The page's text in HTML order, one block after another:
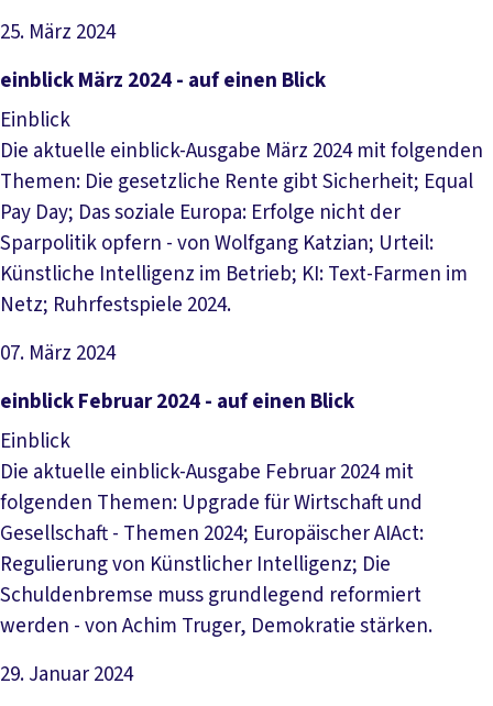
25. März 2024
Datei herunterladen
einblick März 2024 - auf einen Blick
Einblick
Die aktuelle einblick-Ausgabe März 2024 mit folgenden
Themen: Die gesetzliche Rente gibt Sicherheit; Equal
Pay Day; Das soziale Europa: Erfolge nicht der
Sparpolitik opfern - von Wolfgang Katzian; Urteil:
Künstliche Intelligenz im Betrieb; KI: Text-Farmen im
Netz; Ruhrfestspiele 2024.
07. März 2024
Datei herunterladen
einblick Februar 2024 - auf einen Blick
Einblick
Die aktuelle einblick-Ausgabe Februar 2024 mit
folgenden Themen: Upgrade für Wirtschaft und
Gesellschaft - Themen 2024; Europäischer AIAct:
Regulierung von Künstlicher Intelligenz; Die
Schuldenbremse muss grundlegend reformiert
werden - von Achim Truger, Demokratie stärken.
29. Januar 2024